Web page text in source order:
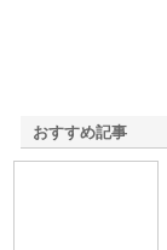
おすすめ記事